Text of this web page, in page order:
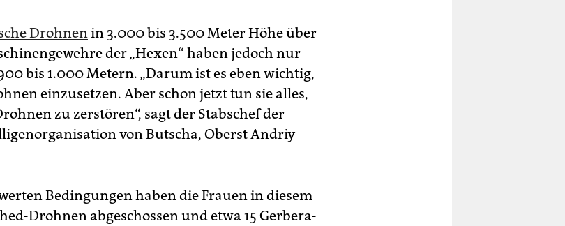
Drohnen in 3.000 bis 3.500 Meter Höhe über
der „Hexen“ haben jedoch nur
bis 1.000 Metern. „Darum ist es eben wichtig,
einzusetzen. Aber schon jetzt tun sie alles,
zu zerstören“, sagt der Stabschef der
von Butscha, Oberst Andriy
Bedingungen haben die Frauen in diesem
Drohnen abgeschossen und etwa 15 Gerbera-